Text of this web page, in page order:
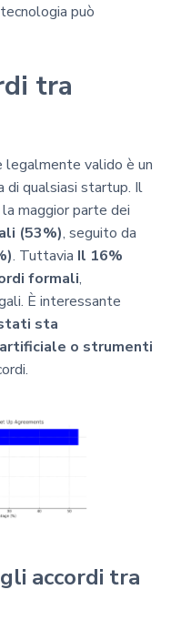
può
tra
legalmente valido è un
di qualsiasi startup. Il
maggior parte dei
(53%), seguito da
. Tuttavia Il 16%
formali,
È interessante
sta
o strumenti
accordi tra